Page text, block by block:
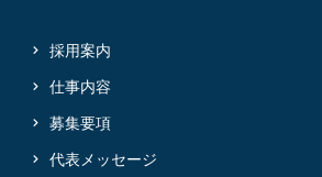
採用案内
仕事内容
募集要項
代表メッセージ